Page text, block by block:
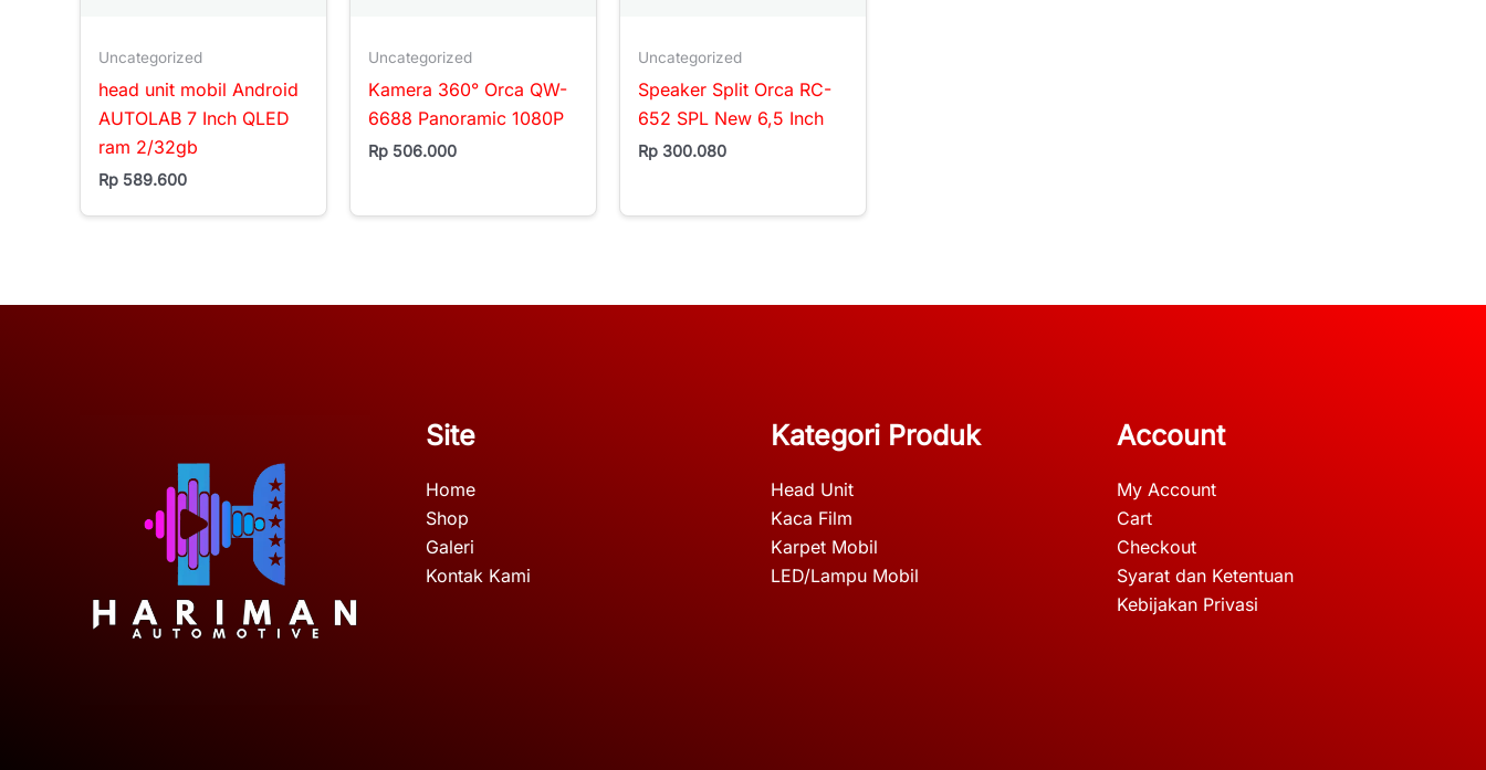
Uncategorized
head unit mobil Android
AUTOLAB 7 Inch QLED
ram 2/32gb
Rp 589.600
Uncategorized
Kamera 360° Orca QW-
6688 Panoramic 1080P
Rp 506.000
Uncategorized
Speaker Split Orca RC-
652 SPL New 6,5 Inch
Rp 300.080
Site
Home
Shop
Galeri
Kontak Kami
Kategori Produk
Head Unit
Kaca Film
Karpet Mobil
LED/Lampu Mobil
Account
My Account
Cart
Checkout
Syarat dan Ketentuan
Kebijakan Privasi